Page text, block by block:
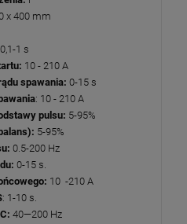
x 400 mm
0,1-1 s
10 - 210 A
spawania: 0-15 s
: 10 - 210 A
pulsu: 5-95%
5-95%
0.5-200 Hz
0-15 s.
10 -210 A
: 1-10 s.
40—200 Hz